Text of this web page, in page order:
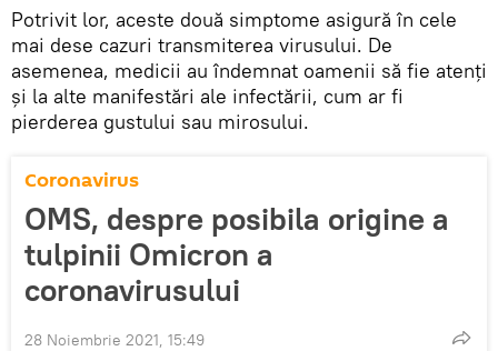
Potrivit lor, aceste două simptome asigură în cele
mai dese cazuri transmiterea virusului. De
asemenea, medicii au îndemnat oamenii să fie atenți
și la alte manifestări ale infectării, cum ar fi
pierderea gustului sau mirosului.
Coronavirus
OMS, despre posibila origine a
tulpinii Omicron a
coronavirusului
28 Noiembrie 2021, 15:49